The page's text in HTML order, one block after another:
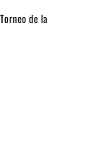
de la